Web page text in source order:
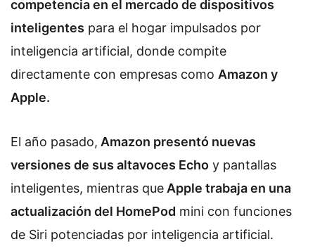
competencia en el mercado de dispositivos
inteligentes para el hogar impulsados por
inteligencia artificial, donde compite
directamente con empresas como Amazon y
Apple.
El año pasado, Amazon presentó nuevas
versiones de sus altavoces Echo y pantallas
inteligentes, mientras queApple trabaja en una
actualización del HomePod mini con funciones
de Siri potenciadas por inteligencia artificial.